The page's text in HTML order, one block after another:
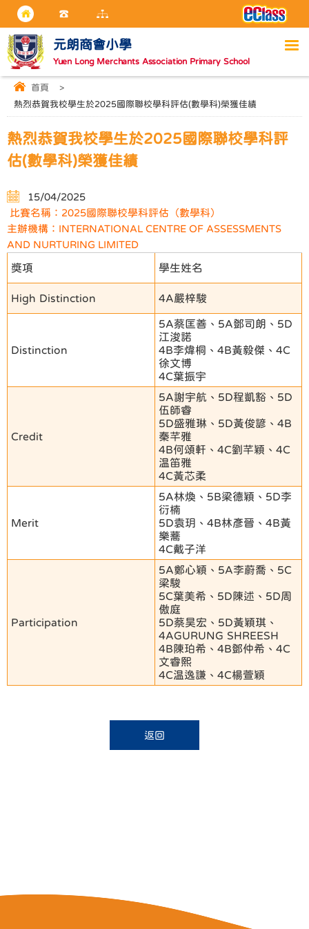
元朗商會小學
Yuen Long Merchants Association Primary School
首頁
>
熱烈恭賀我校學生於2025國際聯校學科評估(數學科)榮獲佳績
熱烈恭賀我校學生於2025國際聯校學科評
估(數學科)榮獲佳績
15/04/2025
比賽名稱：2025國際聯校學科評估（數學科）
主辦機構：INTERNATIONAL CENTRE OF ASSESSMENTS
AND NURTURING LIMITED
獎項 學生姓名
High Distinction 4A嚴梓駿
Distinction
5A蔡匡善、5A鄧司朗、5D
江浚諾
4B李煒桐、4B黃毅傑、4C
徐文博
4C葉振宇
Credit
5A謝宇航、5D程凱豁、5D
伍師睿
5D盛雅琳、5D黃俊諺、4B
秦芊雅
4B何頌軒、4C劉芊穎、4C
温笛雅
4C黃芯柔
Merit
5A林煥、5B梁德穎、5D李
衍楠
5D袁玥、4B林彥晉、4B黃
樂蕎
4C戴子洋
Participation
5A鄭心穎、5A李蔚喬、5C
梁駿
5C葉美希、5D陳述、5D周
傲庭
5D蔡昊宏、5D黃穎琪、
4AGURUNG SHREESH
4B陳珀希、4B鄧仲希、4C
文睿熙
4C温逸謙、4C楊萱穎
返回